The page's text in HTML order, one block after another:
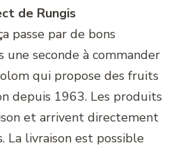
de Rungis
passe par de bons
une seconde à commander
qui propose des fruits
depuis 1963. Les produits
et arrivent directement
La livraison est possible